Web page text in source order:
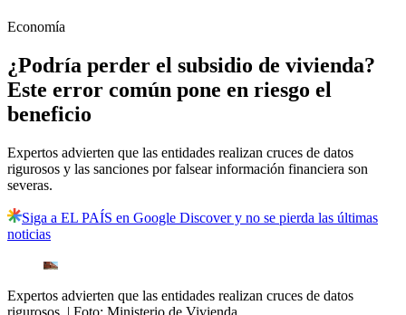
Economía
¿Podría perder el subsidio de vivienda?
Este error común pone en riesgo el
beneficio
Expertos advierten que las entidades realizan cruces de datos
rigurosos y las sanciones por falsear información financiera son
severas.
Siga a EL PAÍS en Google Discover y no se pierda las últimas
noticias
Expertos advierten que las entidades realizan cruces de datos